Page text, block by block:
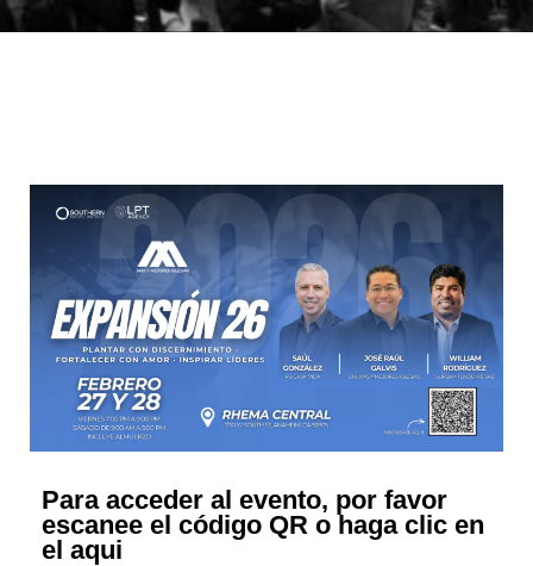
Para acceder al evento, por favor
escanee el código QR ohaga clic en
el aqui